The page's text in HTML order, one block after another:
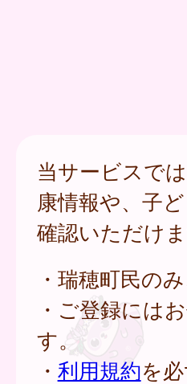
当サービスで
康情報や、子
確認いただけま
・瑞穂町民の
・ご登録には
す。
・ 利用規約を